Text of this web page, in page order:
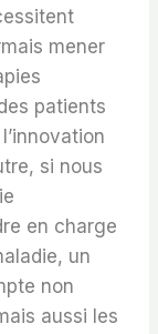
mener
patients
si nous
en charge
un
non
aussi les